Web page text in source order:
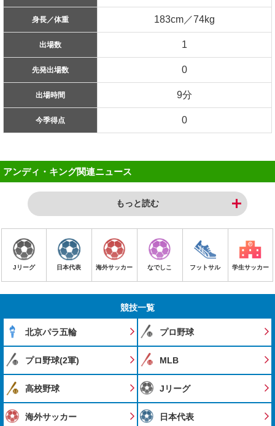
身長／体重 183cm／74kg
出場数 1
先発出場数 0
出場時間 9分
今季得点 0
アンディ・キング関連ニュース
もっと読む
Jリーグ 日本代表 海外サッカー なでしこ フットサル 学生サッカー
競技一覧
北京パラ五輪 プロ野球
プロ野球(2軍) MLB
高校野球 Jリーグ
海外サッカー 日本代表